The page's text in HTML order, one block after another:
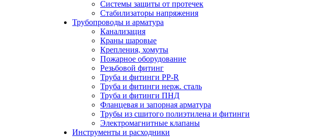
Системы защиты от протечек
Стабилизаторы напряжения
Трубопроводы и арматура
Канализация
Краны шаровые
Крепления, хомуты
Пожарное оборудование
Резьбовой фитинг
Труба и фитинги PP-R
Труба и фитинги нерж. сталь
Труба и фитинги ПНД
Фланцевая и запорная арматура
Трубы из сшитого полиэтилена и фитинги
Электромагнитные клапаны
Инструменты и расходники